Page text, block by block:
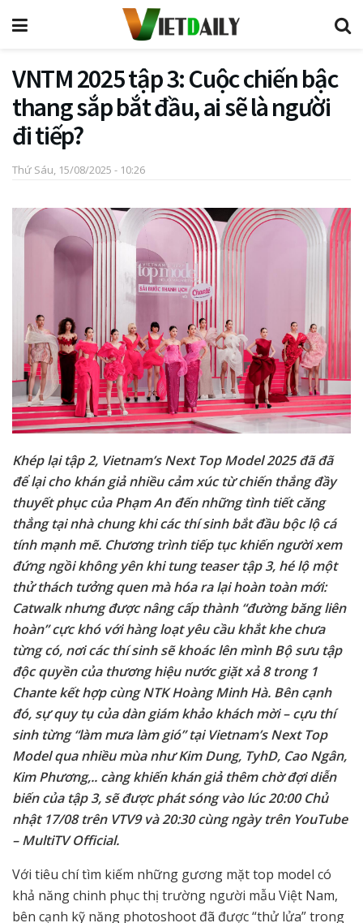
VNTM 2025 tập 3: Cuộc chiến bậc
thang sắp bắt đầu, ai sẽ là người
đi tiếp?
Thứ Sáu, 15/08/2025 - 10:26
Khép lại tập 2, Vietnam’s Next Top Model 2025 đã đã
để lại cho khán giả nhiều cảm xúc từ chiến thắng đầy
thuyết phục của Phạm An đến những tình tiết căng
thẳng tại nhà chung khi các thí sinh bắt đầu bộc lộ cá
tính mạnh mẽ. Chương trình tiếp tục khiến người xem
đứng ngồi không yên khi tung teaser tập 3, hé lộ một
thử thách tưởng quen mà hóa ra lại hoàn toàn mới:
Catwalk nhưng được nâng cấp thành “đường băng liên
hoàn” cực khó với hàng loạt yêu cầu khắt khe chưa
từng có, nơi các thí sinh sẽ khoác lên mình Bộ sưu tập
độc quyền của thương hiệu nước giặt xả 8 trong 1
Chante kết hợp cùng NTK Hoàng Minh Hà. Bên cạnh
đó, sự quy tụ của dàn giám khảo khách mời – cựu thí
sinh từng “làm mưa làm gió” tại Vietnam’s Next Top
Model qua nhiều mùa như Kim Dung, TyhD, Cao Ngân,
Kim Phương,.. càng khiến khán giả thêm chờ đợi diễn
biến của tập 3, sẽ được phát sóng vào lúc 20:00 Chủ
nhật 17/08 trên VTV9 và 20:30 cùng ngày trên YouTube
– MultiTV Official.
Với tiêu chí tìm kiếm những gương mặt top model có
khả năng chinh phục thị trường người mẫu Việt Nam,
bên cạnh kỹ năng photoshoot đã được “thử lửa” trong